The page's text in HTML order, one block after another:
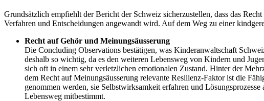
Grundsätzlich empfiehlt der Bericht der Schweiz sicherzustellen, dass das
Verfahren und Entscheidungen angewandt wird. Auf dem Weg zu einer
Recht auf Gehör und Meinungsäusserung
Die Concluding Observations bestätigen, was Kinderanwaltschaft
deshalb so wichtig, da es den weiteren Lebensweg von Kindern und
sich oft in einem sehr verletzlichen emotionalen Zustand. Hinter der
dem Recht auf Meinungsäusserung relevante Resilienz-Faktor ist die
genommen werden, sie Selbstwirksamkeit erfahren und
Lebensweg mitbestimmt.